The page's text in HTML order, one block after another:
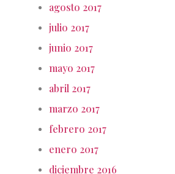
agosto 2017
julio 2017
junio 2017
mayo 2017
abril 2017
marzo 2017
febrero 2017
enero 2017
diciembre 2016